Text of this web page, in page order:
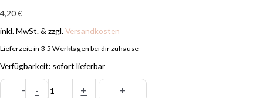
4,20€
inkl. MwSt. & zzgl.Versandkosten
Lieferzeit:in 3-5 Werktagen bei dir zuhause
Verfügbarkeit: sofort lieferbar
− - + +